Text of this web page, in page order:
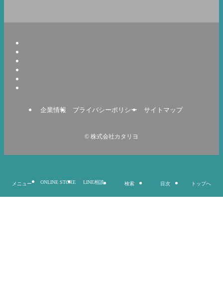
企業情報 プライバシーポリシー サイトマップ
© 株式会社カタリヨ
メニュー ONLINE STORE LINE相談 検索 目次 トップへ